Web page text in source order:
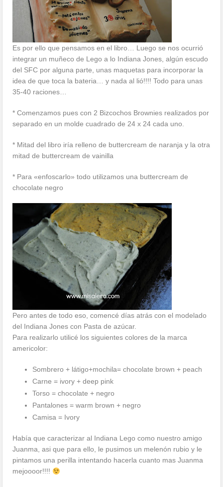
Es por ello que pensamos en el libro… Luego se nos ocurrió
integrar un muñeco de Lego a lo Indiana Jones, algún escudo
del SFC por alguna parte, unas maquetas para incorporar la
idea de que toca la bateria… y nada al lió!!!! Todo para unas
35-40 raciones…
* Comenzamos pues con 2 Bizcochos Brownies realizados por
separado en un molde cuadrado de 24 x 24 cada uno.
* Mitad del libro iría relleno de buttercream de naranja y la otra
mitad de buttercream de vainilla
* Para «enfoscarlo» todo utilizamos una buttercream de
chocolate negro
Pero antes de todo eso, comencé días atrás con el modelado
del Indiana Jones con Pasta de azúcar.
Para realizarlo utilicé los siguientes colores de la marca
americolor:
Sombrero + látigo+mochila= chocolate brown + peach
Carne = ivory + deep pink
Torso = chocolate + negro
Pantalones = warm brown + negro
Camisa = Ivory
Había que caracterizar al Indiana Lego como nuestro amigo
Juanma, asi que para ello, le pusimos un melenón rubio y le
pintamos una perilla intentando hacerla cuanto mas Juanma
mejoooor!!!!